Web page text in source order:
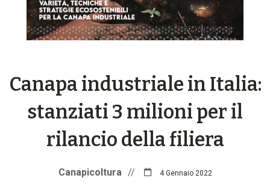
Canapa industriale in Italia:
stanziati 3 milioni per il
rilancio della filiera
Canapicoltura // 4 Gennaio 2022